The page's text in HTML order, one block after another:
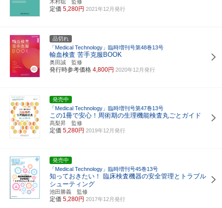
木村聡 監修
定価 5,280円 2021年12月発行
品切れ
「Medical Technology」臨時増刊号第48巻13号
輸血検査 苦手克服BOOK
奥田誠 監修
発行時参考価格 4,800円 2020年12月発行
発売中
「Medical Technology」臨時増刊号第47巻13号
この1冊で安心！周術期の生理機能検査丸ごとガイド
髙梨昇 監修
定価 5,280円 2019年12月発行
発売中
「Medical Technology」臨時増刊号45巻13号
知っておきたい！ 臨床検査機器の安全管理とトラブル
シューティング
池田勝義 監修
定価 5,280円 2017年12月発行